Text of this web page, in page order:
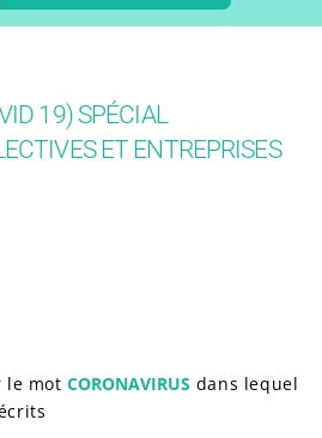
19) SPÉCIAL
ET ENTREPRISES
le motCORONAVIRUS dans lequel